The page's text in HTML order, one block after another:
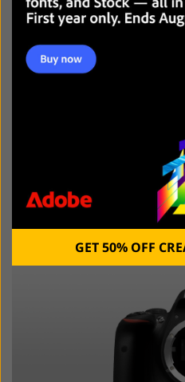
照片拍摄者
4.Nikon D3300
完美的自动模式性能
GET 50% OFF